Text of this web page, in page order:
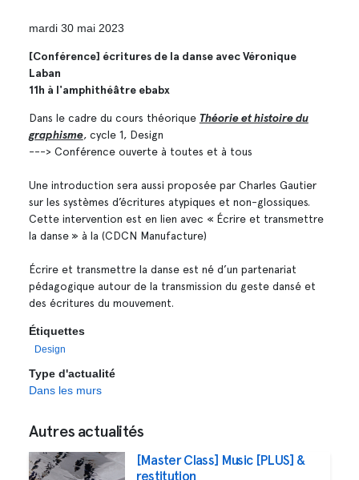
mardi 30 mai 2023
[Conférence] écritures de la danse avec Véronique
Laban
11h à l'amphithéâtre ebabx
Dans le cadre du cours théorique Théorie et histoire du
graphisme, cycle 1, Design
---> Conférence ouverte à toutes et à tous
Une introduction sera aussi proposée par Charles Gautier
sur les systèmes d’écritures atypiques et non-glossiques.
Cette intervention est en lien avec « Écrire et transmettre
la danse » à la (CDCN Manufacture)
Écrire et transmettre la danse est né d’un partenariat
pédagogique autour de la transmission du geste dansé et
des écritures du mouvement.
Étiquettes
Design
Type d'actualité
Dans les murs
Autres actualités
[Master Class] Music [PLUS] &
restitution